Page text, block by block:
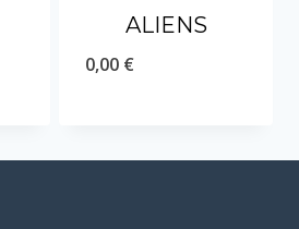
ALIENS
0,00 €